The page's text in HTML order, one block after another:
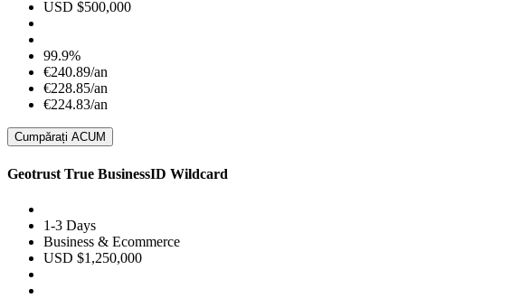
USD $500,000
99.9%
€240.89/an
€228.85/an
€224.83/an
Cumpărați ACUM
Geotrust True BusinessID Wildcard
1-3 Days
Business & Ecommerce
USD $1,250,000